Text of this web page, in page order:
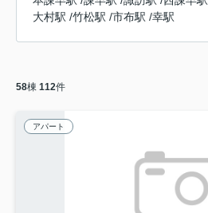
大村駅 /竹松駅 /市布駅 /幸駅
58棟 112件
アパート